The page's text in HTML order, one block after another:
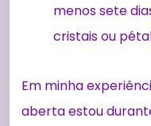
menos sete
cristais ou
Em minha
aberta estou